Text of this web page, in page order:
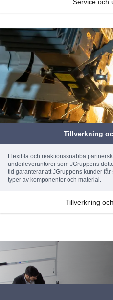
Service och
Tillverkning
Flexibla och reaktionssnabba
underleverantörer som JGruppens
tid garanterar att JGruppens kunder
typer av komponenter och material.
Tillverkning